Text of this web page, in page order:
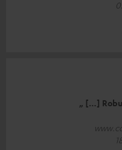
„ […]